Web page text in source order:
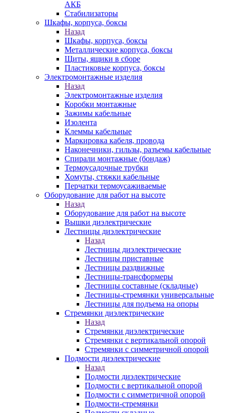
АКБ
Стабилизаторы
Шкафы, корпуса, боксы
Назад
Шкафы, корпуса, боксы
Металлические корпуса, боксы
Щиты, ящики в сборе
Пластиковые корпуса, боксы
Электромонтажные изделия
Назад
Электромонтажные изделия
Коробки монтажные
Зажимы кабельные
Изолента
Клеммы кабельные
Маркировка кабеля, провода
Наконечники, гильзы, разъемы кабельные
Спирали монтажные (бондаж)
Термоусадочные трубки
Хомуты, стяжки кабельные
Перчатки термоусаживаемые
Оборудование для работ на высоте
Назад
Оборудование для работ на высоте
Вышки диэлектрические
Лестницы диэлектрические
Назад
Лестницы диэлектрические
Лестницы приставные
Лестницы раздвижные
Лестницы-трансформеры
Лестницы составные (складные)
Лестницы-стремянки универсальные
Лестницы для подъема на опоры
Стремянки диэлектрические
Назад
Стремянки диэлектрические
Стремянки с вертикальной опорой
Стремянки с симметричной опорой
Подмости диэлектрические
Назад
Подмости диэлектрические
Подмости с вертикальной опорой
Подмости с симметричной опорой
Подмости-стремянки